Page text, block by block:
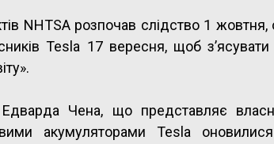
NHTSA розпочав слідство 1
Tesla 17 вересня, щоб
Чена, що представляє
акумуляторами Tesla